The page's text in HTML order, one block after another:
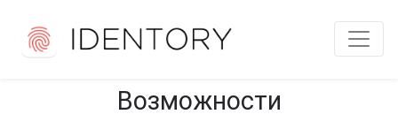
Возможности